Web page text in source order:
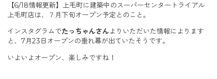
【6/18情報更新】上毛町に建築中のスーパーセンタートライアル
上毛町店は、７月下旬オープン予定とのこと。
インスタグラムでたっちゃんさん よりいただいた情報によります
と、7月23日オープンの垂れ幕が出ていたそうです。
いよいよオープン、楽しみですね！